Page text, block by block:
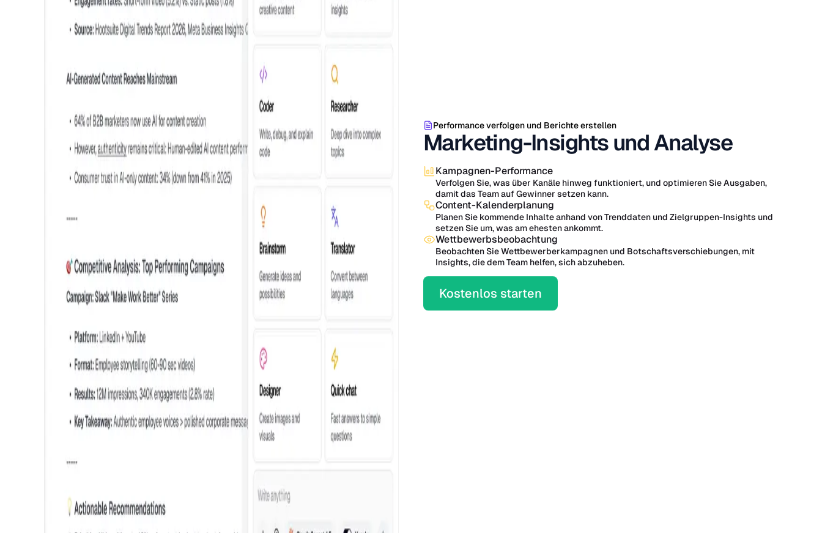
Performance verfolgen und Berichte erstellen
Marketing-Insights und Analyse
Kampagnen-Performance
Verfolgen Sie, was über Kanäle hinweg funktioniert, und optimieren Sie Ausgaben,
damit das Team auf Gewinner setzen kann.
Content-Kalenderplanung
Planen Sie kommende Inhalte anhand von Trenddaten und Zielgruppen-Insights und
setzen Sie um, was am ehesten ankommt.
Wettbewerbsbeobachtung
Beobachten Sie Wettbewerberkampagnen und Botschaftsverschiebungen, mit
Insights, die dem Team helfen, sich abzuheben.
Kostenlos starten